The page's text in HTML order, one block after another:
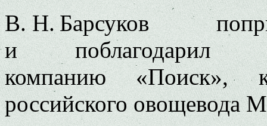
В. Н. Барсуков
и поблагодарил
компанию «Поиск»,
российского овощевода